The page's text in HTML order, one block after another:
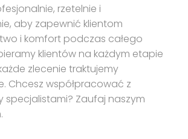
rzetelnie i
aby zapewnić klientom
i komfort podczas całego
klientów na każdym etapie
zlecenie traktujemy
Chcesz współpracować z
specjalistami? Zaufaj naszym